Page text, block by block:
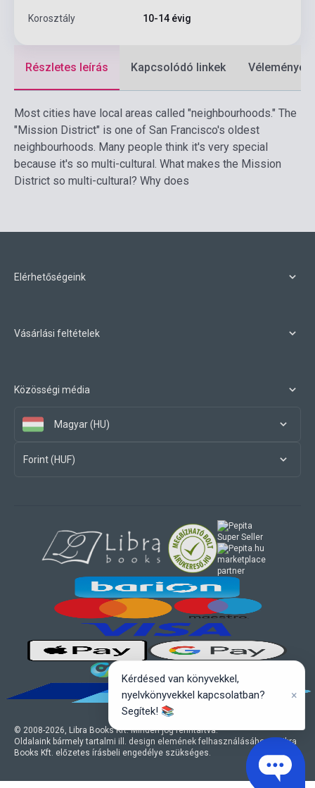
Korosztály 10-14 évig
Részletes leírás Kapcsolódó linkek Vélemények
Most cities have local areas called "neighbourhoods." The
"Mission District" is one of San Francisco's oldest
neighbourhoods. Many people think it's very special
because it's so multi-cultural. What makes the Mission
District so multi-cultural? Why does
Elérhetőségeink
Vásárlási feltételek
Közösségi média
Magyar (HU)
Forint (HUF)
© 2008-2026, Libra Books Kft. Minden jog fenntartva.
Oldalaink bármely tartalmi ill. design elemének felhasználásához a Libra
Books Kft. előzetes írásbeli engedélye szükséges.
marketplace
partner
Kérdésed van könyvekkel,
nyelvkönyvekkel kapcsolatban?
Segítek! 📚
×